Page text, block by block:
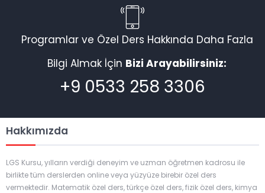
Programlar ve Özel Ders Hakkında Daha Fazla
Bilgi Almak İçin Bizi Arayabilirsiniz:
+9 0533 258 3306
Hakkımızda
LGS Kursu, yılların verdiği deneyim ve uzman öğretmen kadrosu ile
birlikte tüm derslerden online veya yüzyüze birebir özel ders
vermektedir. Matematik özel ders, türkçe özel ders, fizik özel ders, kimya